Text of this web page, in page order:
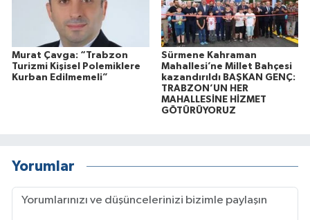
Murat Çavga: “Trabzon
Turizmi Kişisel Polemiklere
Kurban Edilmemeli”
Sürmene Kahraman
Mahallesi’ne Millet Bahçesi
kazandırıldı BAŞKAN GENÇ:
TRABZON’UN HER
MAHALLESİNE HİZMET
GÖTÜRÜYORUZ
Yorumlar